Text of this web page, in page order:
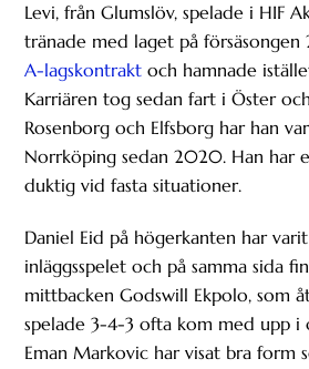
Levi, från Glumslöv, spelade i HIF
tränade med laget på
A-lagskontrakt och hamnade
Karriären tog sedan fart i Öster
Rosenborg och Elfsborg har han
Norrköping sedan 2020. Han har
duktig vid fasta situationer.
Daniel Eid på högerkanten har
inläggsspelet och på samma sida
mittbacken Godswill Ekpolo, som
spelade 3-4-3 ofta kom med upp i
Eman Markovic har visat bra form